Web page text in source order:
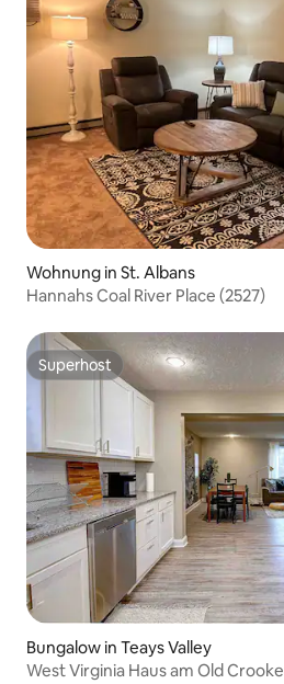
Wohnung in St. Albans
Hannahs Coal River Place (2527)
Superhost
Superhost
Bungalow in Teays Valley
West Virginia Haus am Old